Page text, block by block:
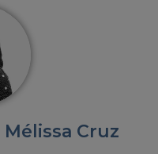
Mélissa Cruz